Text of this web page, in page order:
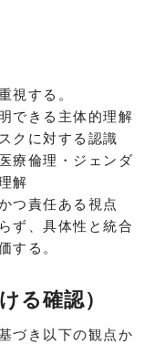
視する。
できる主体的理解
クに対する認識
療倫理・ジェンダ
解
つ責任ある視点
ず、具体性と統合
する。
る確認）
づき以下の観点か